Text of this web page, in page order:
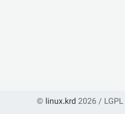
© linux.krd 2026 / LGPL